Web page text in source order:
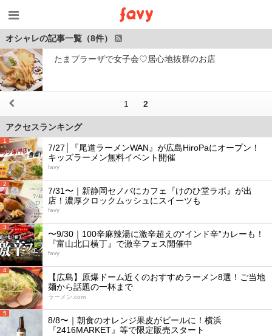
オシャレの記事一覧（8件）
たまプラーザで女子会♡居心地抜群のお店
1 2
アクセスランキング
1
7/27│『尾道ラーメンWAN』が広島HiroPaにオープン！
キッズラーメン無料イベント開催
favy
2
7/31〜｜新静岡セノバにカフェ『けのひ堂ラボ』が出
店！濃厚クロックムッシュにスイーツも
favy
3
〜9/30｜100辛麻辣湯に激辛超えの“インド辛”カレーも！
『富山北口横丁』で激辛フェス開催中
favy
4
【広島】原爆ドーム近くのおすすめラーメン8選！ご当地
麺から話題の一杯まで
ラーメン.com
5
8/8〜｜朝食のオレンジ果皮がビールに！横浜
『2416MARKET』等で限定販売スタート